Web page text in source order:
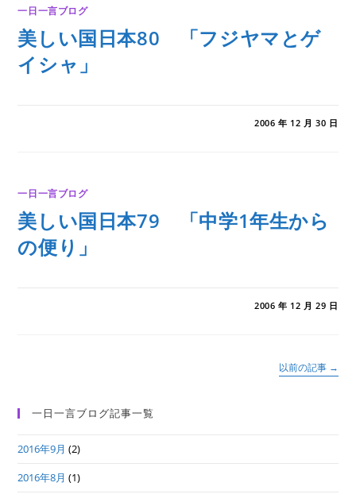
一日一言ブログ
美しい国日本80 「フジヤマとゲ
イシャ」
2006 年 12 月 30 日
一日一言ブログ
美しい国日本79 「中学1年生から
の便り」
2006 年 12 月 29 日
以前の記事 →
一日一言ブログ記事一覧
2016年9月 (2)
2016年8月 (1)